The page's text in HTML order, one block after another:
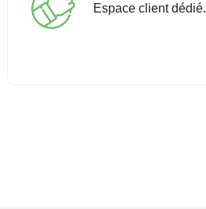
Espace client dédié.